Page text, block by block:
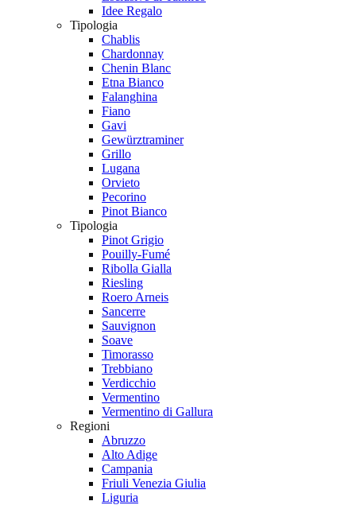
Idee Regalo
Tipologia
Chablis
Chardonnay
Chenin Blanc
Etna Bianco
Falanghina
Fiano
Gavi
Gewürztraminer
Grillo
Lugana
Orvieto
Pecorino
Pinot Bianco
Tipologia
Pinot Grigio
Pouilly-Fumé
Ribolla Gialla
Riesling
Roero Arneis
Sancerre
Sauvignon
Soave
Timorasso
Trebbiano
Verdicchio
Vermentino
Vermentino di Gallura
Regioni
Abruzzo
Alto Adige
Campania
Friuli Venezia Giulia
Liguria